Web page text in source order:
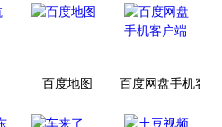
百度地图 百度网盘手机客